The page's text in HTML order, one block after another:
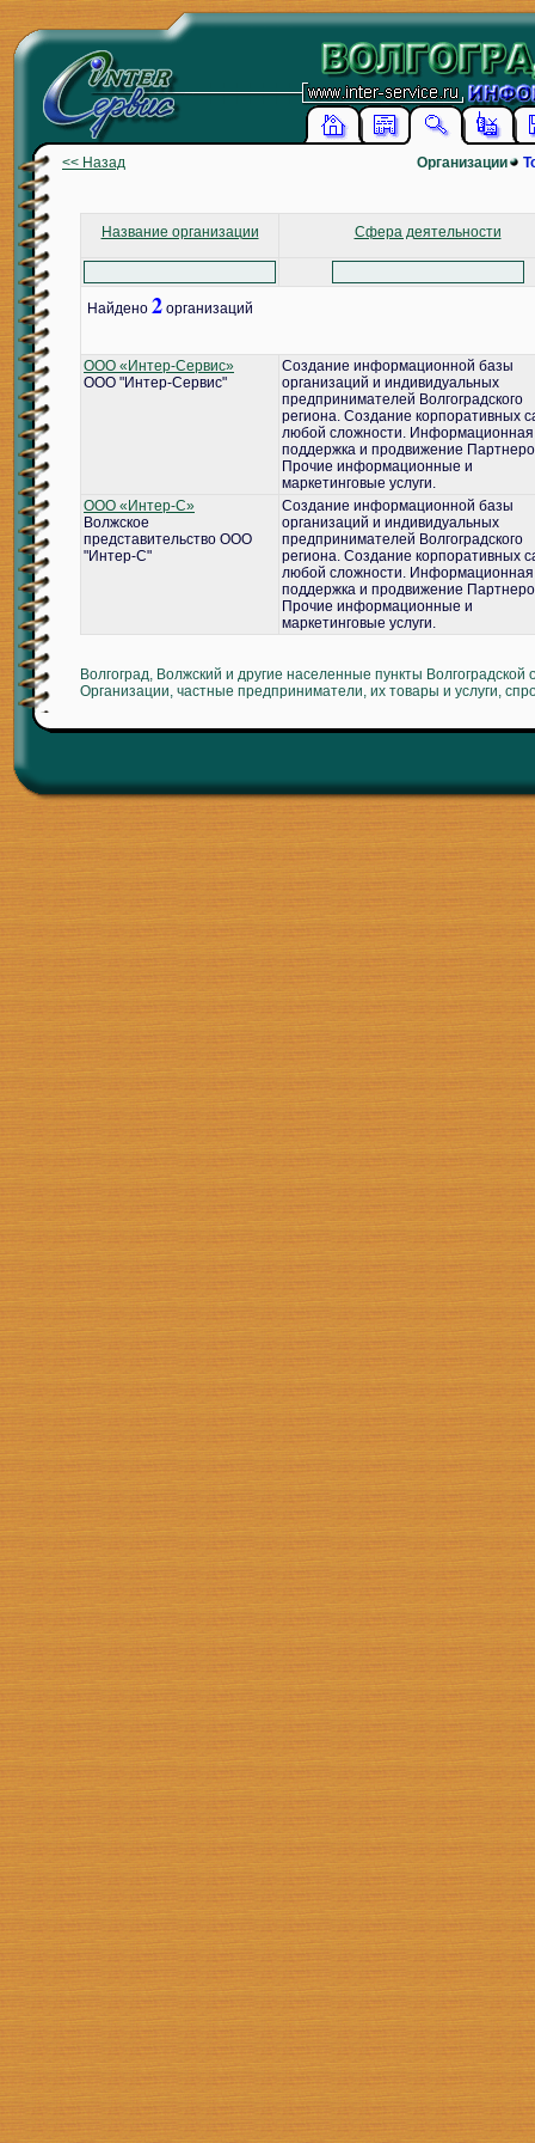
<< Назад Организации
Название организации Сфера деятельности
Найдено 2 организаций
ООО «Интер-Сервис»
ООО "Интер-Сервис"
Создание информационной базы
организаций и индивидуальных
предпринимателей Волгоградского
региона. Создание корпоративных
любой сложности. Информационная
поддержка и продвижение
Прочие информационные и
маркетинговые услуги.
ООО «Интер-С»
Волжское
представительство ООО
"Интер-С"
Создание информационной базы
организаций и индивидуальных
предпринимателей Волгоградского
региона. Создание корпоративных
любой сложности. Информационная
поддержка и продвижение
Прочие информационные и
маркетинговые услуги.
Волгоград, Волжский и другие населенные пункты Волгоградской
Организации, частные предприниматели, их товары и услуги,